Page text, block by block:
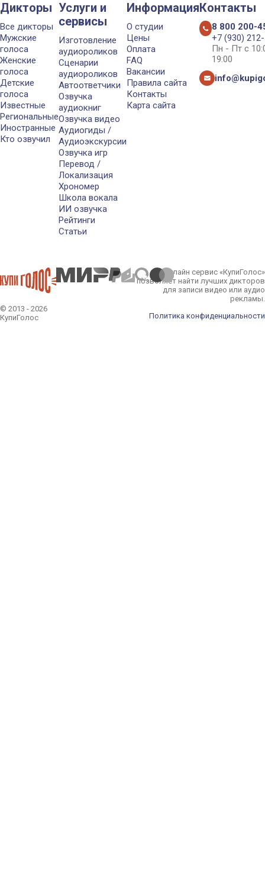
Дикторы
Все дикторы
Мужские
голоса
Женские
голоса
Детские
голоса
Известные
Региональные
Иностранные
Кто озвучил
Услуги и
сервисы
Изготовление
аудиороликов
Сценарии
аудиороликов
Автоответчики
Озвучка
аудиокниг
Озвучка видео
Аудиогиды /
Аудиоэкскурсии
Озвучка игр
Перевод /
Локализация
Хрономер
Школа вокала
ИИ озвучка
Рейтинги
Статьи
Информация
О студии
Цены
Оплата
FAQ
Вакансии
Правила сайта
Контакты
Карта сайта
Контакты
8 800 200-
+7 (930)
Пн - Пт с
19:00
© 2013 - 2026
КупиГолос
Онлайн сервис «КупиГолос»
позволяет найти лучших дикторов
для записи видео или аудио
рекламы.
Политика конфиденциальности